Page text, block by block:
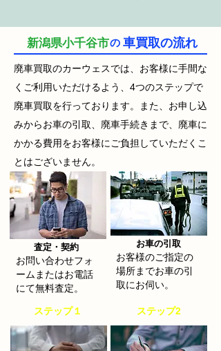
新潟県小千谷市 車買取の流れ
の
廃車買取のカーウェスでは、お客様に手間な
くご利用いただけるよう、4つのステップで
廃車買取を行っております。また、お申し込
みからお車の引取、廃車手続きまで、廃車に
かかる費用をお客様にご負担していただくこ
とはございません。
​査定・契約
お問い合わせフォ
ームまたはお電話
にて無料査定。
​ステップ１
お車の引取
お客様のご指定の
場所までお車の引
取にお伺い。
​ステップ2